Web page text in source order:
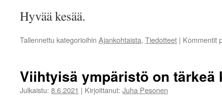
Hyvää kesää.
Tallennettu kategorioihin Ajankohtaista, Tiedotteet | Kommentit
Viihtyisä ympäristö on
Julkaistu: 8.6.2021 | Kirjoittanut: Juha Pesonen